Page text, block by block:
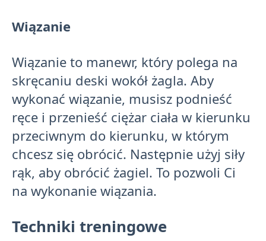
Wiązanie
Wiązanie to manewr, który polega na
skręcaniu deski wokół żagla. Aby
wykonać wiązanie, musisz podnieść
ręce i przenieść ciężar ciała w kierunku
przeciwnym do kierunku, w którym
chcesz się obrócić. Następnie użyj siły
rąk, aby obrócić żagiel. To pozwoli Ci
na wykonanie wiązania.
Techniki treningowe